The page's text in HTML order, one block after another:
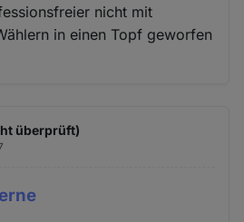
nicht mit
in einen Topf geworfen
überprüft)